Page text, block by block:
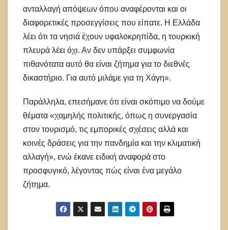
ανταλλαγή απόψεων όπου αναφέρονται και οι
διαφορετικές προσεγγίσεις που είπατε. Η Ελλάδα
λέει ότι τα νησιά έχουν υφαλοκρηπίδα, η τουρκική
πλευρά λέει όχι. Αν δεν υπάρξει συμφωνία
πιθανότατα αυτό θα είναι ζήτημα για το διεθνές
δικαστήριο. Για αυτό μιλάμε για τη Χάγη».
Παράλληλα, επεσήμανε ότι είναι σκόπιμο να δούμε
θέματα «χαμηλής πολιτικής, όπως η συνεργασία
στον τουρισμό, τις εμπορικές σχέσεις αλλά και
κοινές δράσεις για την πανδημία και την κλιματική
αλλαγή», ενώ έκανε ειδική αναφορά στο
προσφυγικό, λέγοντας πώς είναι ένα μεγάλο
ζήτημα.